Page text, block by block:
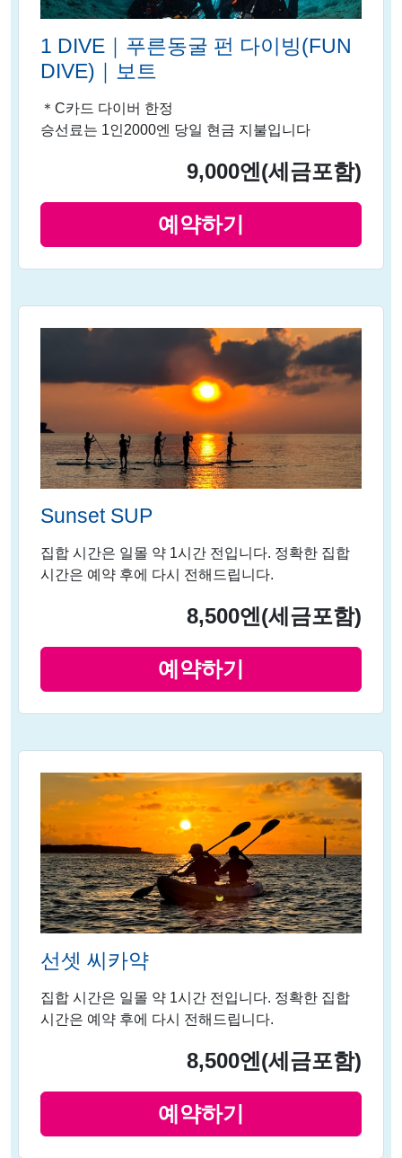
1 DIVE｜푸른동굴 펀 다이빙(FUN
DIVE)｜보트
＊C카드 다이버 한정
승선료는 1인2000엔 당일 현금 지불입니다
9,000엔(세금포함)
예약하기
Sunset SUP
집합 시간은 일몰 약 1시간 전입니다. 정확한 집합
시간은 예약 후에 다시 전해드립니다.
8,500엔(세금포함)
예약하기
선셋 씨카약
집합 시간은 일몰 약 1시간 전입니다. 정확한 집합
시간은 예약 후에 다시 전해드립니다.
8,500엔(세금포함)
예약하기